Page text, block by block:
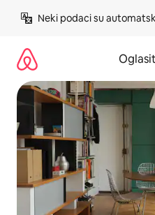
Neki podaci su